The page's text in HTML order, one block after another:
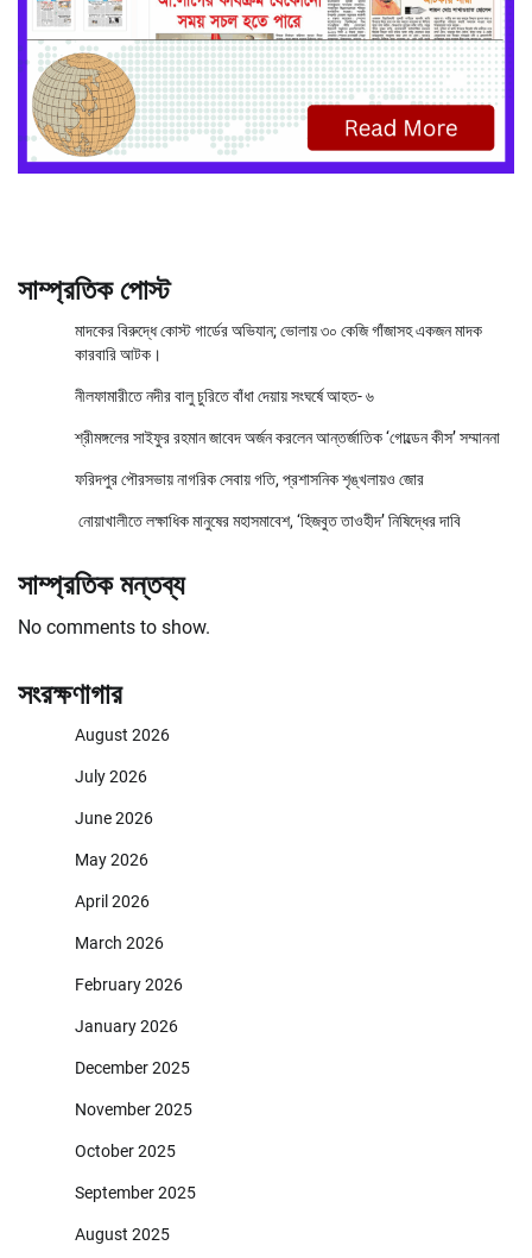
সাম্প্রতিক পোস্ট
মাদকের বিরুদ্ধে কোস্ট গার্ডের অভিযান; ভোলায় ৩০ কেজি গাঁজাসহ একজন মাদক
কারবারি আটক।
নীলফামারীতে নদীর বালু চুরিতে বাঁধা দেয়ায় সংঘর্ষে আহত- ৬
শ্রীমঙ্গলের সাইফুর রহমান জাবেদ অর্জন করলেন আন্তর্জাতিক ‘গোল্ডেন কীস’ সম্মাননা
ফরিদপুর পৌরসভায় নাগরিক সেবায় গতি, প্রশাসনিক শৃঙ্খলায়ও জোর
নোয়াখালীতে লক্ষাধিক মানুষের মহাসমাবেশ, ‘হিজবুত তাওহীদ’ নিষিদ্ধের দাবি
সাম্প্রতিক মন্তব্য
No comments to show.
সংরক্ষণাগার
August 2026
July 2026
June 2026
May 2026
April 2026
March 2026
February 2026
January 2026
December 2025
November 2025
October 2025
September 2025
August 2025